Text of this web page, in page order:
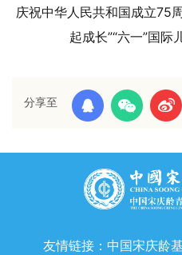
庆祝中华人民共和国成立75
起成长”“六一”国
分享至
友情链接： 中国宋庆龄